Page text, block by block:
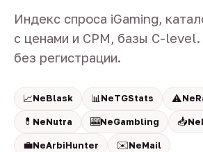
Индекс спроса iGaming,
с ценами и CPM, базы C-
без регистрации.
📈NeBlask 📊 NeTGStats ⚠️
💊 NeNutra 🎰NeGambling 📥
💼NeArbiHunter ✉️NeMail